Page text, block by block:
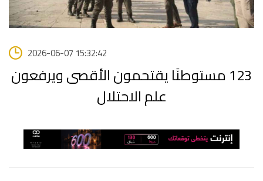
2026-06-07 15:32:42
123 مستوطنًا يقتحمون الأقصى ويرفعون
علم الاحتلال